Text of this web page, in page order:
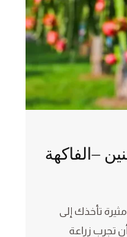
–الفاكهة
تأخذك إلى
تجرب زراعة